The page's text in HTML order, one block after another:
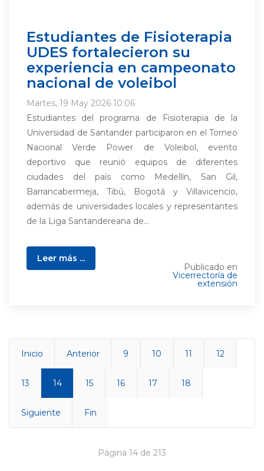
Estudiantes de Fisioterapia
UDES fortalecieron su
experiencia en campeonato
nacional de voleibol
Martes, 19 May 2026 10:06
Estudiantes del programa de Fisioterapia de la
Universidad de Santander participaron en el Torneo
Nacional Verde Power de Voleibol, evento
deportivo que reunió equipos de diferentes
ciudades del país como Medellín, San Gil,
Barrancabermeja, Tibú, Bogotá y Villavicencio,
además de universidades locales y representantes
de la Liga Santandereana de...
Leer más ...
Publicado en
Vicerrectoría de
extensión
Inicio Anterior 9 10 11 12
13 14 15 16 17 18
Siguiente Fin
Página 14 de 213